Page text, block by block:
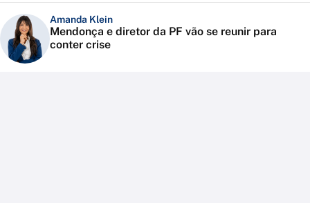
Amanda Klein
Mendonça e diretor da PF vão se reunir para
conter crise